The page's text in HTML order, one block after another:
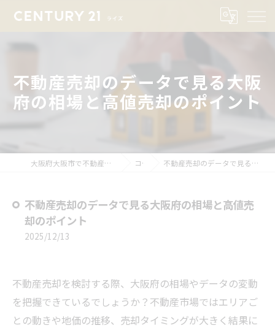
不動産売却のデータで見る大阪
府の相場と高値売却のポイント
大阪府大阪市で不動産売却ならセンチュリー21ライズ コラム 不動産売却のデータで見る大阪府の相場と高値売却のポイント
不動産売却のデータで見る大阪府の相場と高値売
却のポイント
2025/12/13
不動産売却を検討する際、大阪府の相場やデータの変動
を把握できているでしょうか？不動産市場ではエリアご
との動きや地価の推移、売却タイミングが大きく結果に